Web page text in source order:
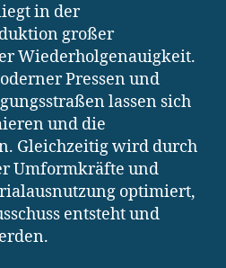
in der
großer
Wiederholgenauigkeit.
Pressen und
lassen sich
und die
Gleichzeitig wird durch
Umformkräfte und
optimiert,
entsteht und